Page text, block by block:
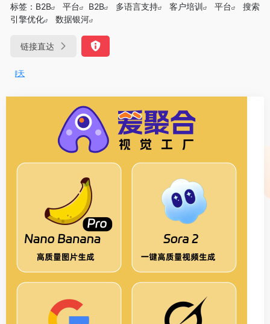
标签： B2B 平台 B2B 多语言支持 客户培训 平台
搜索
引擎优化
数据银河
链接直达